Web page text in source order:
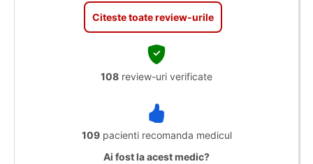
Citeste toate review-urile
108 review-uri verificate
109pacienti recomanda medicul
Ai fost la acest medic?